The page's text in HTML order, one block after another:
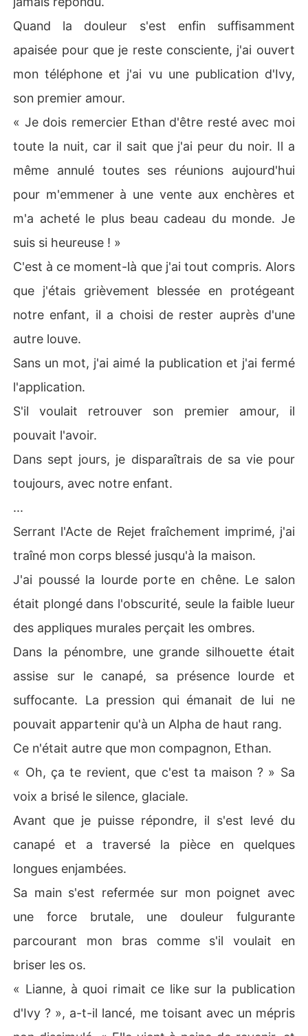
Quand la douleur s'est enfin suffisamment
apaisée pour que je reste consciente, j'ai ouvert
mon téléphone et j'ai vu une publication d'Ivy,
son premier amour.
« Je dois remercier Ethan d'être resté avec moi
toute la nuit, car il sait que j'ai peur du noir. Il a
même annulé toutes ses réunions aujourd'hui
pour m'emmener à une vente aux enchères et
m'a acheté le plus beau cadeau du monde. Je
suis si heureuse ! »
C'est à ce moment-là que j'ai tout compris. Alors
que j'étais grièvement blessée en protégeant
notre enfant, il a choisi de rester auprès d'une
autre louve.
Sans un mot, j'ai aimé la publication et j'ai fermé
l'application.
S'il voulait retrouver son premier amour, il
pouvait l'avoir.
Dans sept jours, je disparaîtrais de sa vie pour
toujours, avec notre enfant.
...
Serrant l'Acte de Rejet fraîchement imprimé, j'ai
traîné mon corps blessé jusqu'à la maison.
J'ai poussé la lourde porte en chêne. Le salon
était plongé dans l'obscurité, seule la faible lueur
des appliques murales perçait les ombres.
Dans la pénombre, une grande silhouette était
assise sur le canapé, sa présence lourde et
suffocante. La pression qui émanait de lui ne
pouvait appartenir qu'à un Alpha de haut rang.
Ce n'était autre que mon compagnon, Ethan.
« Oh, ça te revient, que c'est ta maison ? » Sa
voix a brisé le silence, glaciale.
Avant que je puisse répondre, il s'est levé du
canapé et a traversé la pièce en quelques
longues enjambées.
Sa main s'est refermée sur mon poignet avec
une force brutale, une douleur fulgurante
parcourant mon bras comme s'il voulait en
briser les os.
« Lianne, à quoi rimait ce like sur la publication
d'Ivy ? », a-t-il lancé, me toisant avec un mépris